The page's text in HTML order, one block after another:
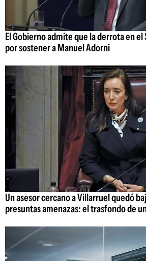
El Gobierno admite que la derrota en
por sostener a Manuel Adorni
Un asesor cercano a Villarruel quedó
presuntas amenazas: el trasfondo de